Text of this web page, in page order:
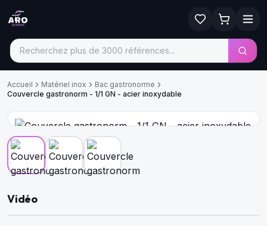
Accueil Matériel inox
Bac gastronorme
Couvercle gastronorm - 1/1 GN - acier inoxydable
Vidéo